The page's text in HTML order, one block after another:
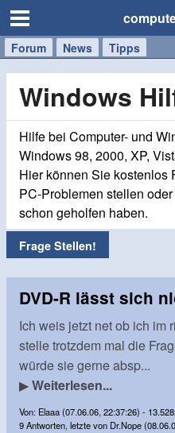
Forum News Tipps
Handy
Windows
Mac
Windows
Hilfe bei Computer- und
Windows 98, 2000, XP,
Hier können Sie kostenlos
PC-Problemen stellen
schon geholfen haben.
Frage Stellen!
DVD-R lässt sich
Ich weis jetzt net ob ich im
stelle trotzdem mal die
würde sie gerne absp...
▶Weiterlesen...
Von: Elaaa (07.06.06, 22:37:26) -
9 Antworten, letzte von Dr.Nope